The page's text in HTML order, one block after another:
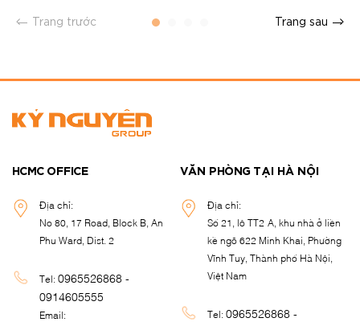
Trang sau
Trang trước
HCMC OFFICE
Địa chỉ:
No 80, 17 Road, Block B, An
Phu Ward, Dist. 2
Tel:0965526868 -
0914605555
Email:
VĂN PHÒNG TẠI HÀ NỘI
Địa chỉ:
Số 21, lô TT2-A, khu nhà ở liền
kề ngõ 622 Minh Khai, Phường
Vĩnh Tuy, Thành phố Hà Nội,
Việt Nam
Tel:0965526868 -